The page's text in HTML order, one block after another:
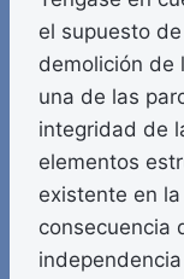
el supuesto
demolición de
una de las
integridad de
elementos
existente en
consecuencia